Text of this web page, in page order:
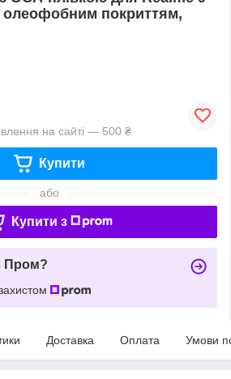
олеофобним покриттям,
на сайті — 500 ₴
Купити
або
Купити з
Пром?
Доставка Оплата Умови